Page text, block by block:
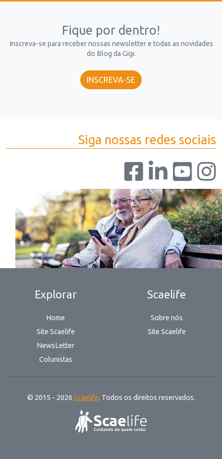
Fique por dentro!
Inscreva-se para receber nossas newsletter e todas as novidades
do Blog da Gigi.
INSCREVA-SE
Siga nossas redes sociais
Explorar
Home
Site Scaelife
NewsLetter
Colunistas
Scaelife
Sobre nós
Site Scaelife
© 2015 - 2026 Scaelife. Todos os direitos reservados.